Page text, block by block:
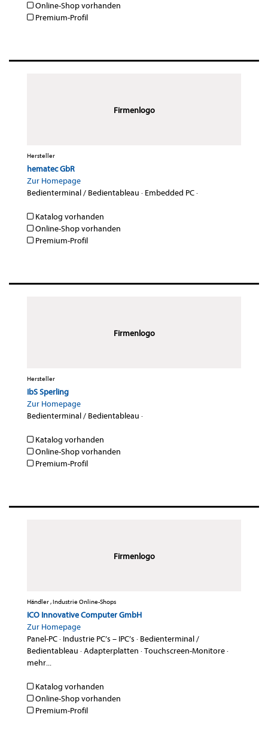
Online-Shop vorhanden
Premium-Profil
Firmenlogo
Hersteller
hematec GbR
Zur Homepage
Bedienterminal / Bedientableau · Embedded PC·
Katalog vorhanden
Online-Shop vorhanden
Premium-Profil
Firmenlogo
Hersteller
IbS Sperling
Zur Homepage
Bedienterminal / Bedientableau ·
Katalog vorhanden
Online-Shop vorhanden
Premium-Profil
Firmenlogo
Händler , Industrie Online-Shops
ICO Innovative Computer GmbH
Zur Homepage
Panel-PC· Industrie PC’s – IPC’s · Bedienterminal /
Bedientableau ·Adapterplatten ·Touchscreen-Monitore·
mehr...
Katalog vorhanden
Online-Shop vorhanden
Premium-Profil